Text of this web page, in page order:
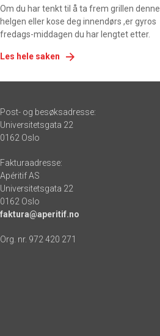
Om du har tenkt til å ta frem grillen denne
helgen eller kose deg innendørs ,er gyros
fredags-middagen du har lengtet etter.
Les hele saken
Post- og besøksadresse:
Universitetsgata 22
0162 Oslo
Fakturaadresse:
Apéritif AS
Universitetsgata 22
0162 Oslo
faktura@aperitif.no
Org. nr. 972 420 271